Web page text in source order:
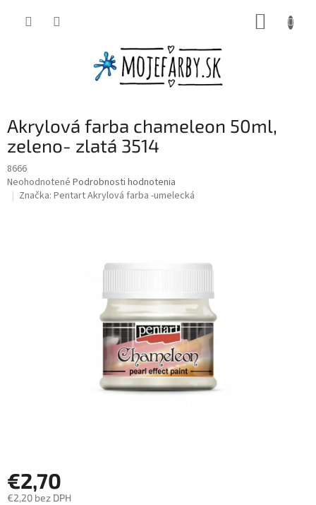
Akrylová farba chameleon 50ml,
zeleno- zlatá 3514
8666
Priemerné
hodnotenie
Neohodnotené Podrobnosti hodnotenia
Značka: Pentart Akrylová farba -umelecká
€2,70
€2,20 bez DPH